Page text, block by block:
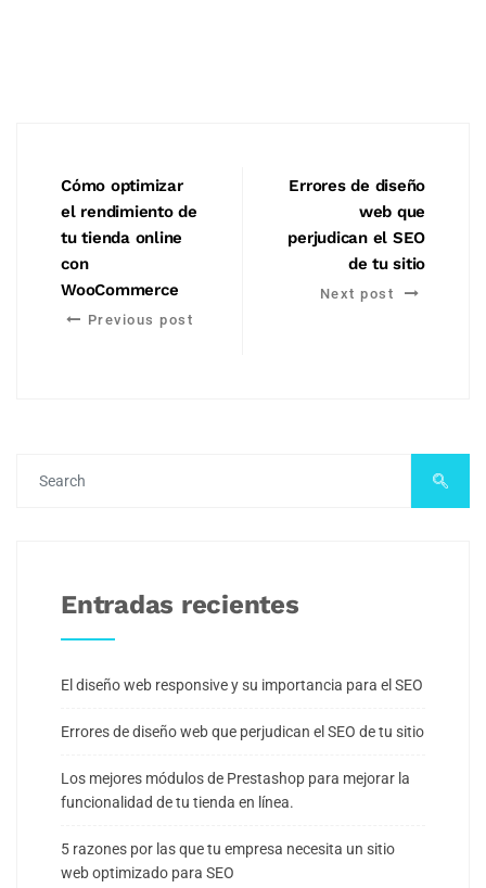
Cómo optimizar
el rendimiento de
tu tienda online
con
WooCommerce
Previous post
Errores de diseño
web que
perjudican el SEO
de tu sitio
Next post
Entradas recientes
El diseño web responsive y su importancia para el SEO
Errores de diseño web que perjudican el SEO de tu sitio
Los mejores módulos de Prestashop para mejorar la
funcionalidad de tu tienda en línea.
5 razones por las que tu empresa necesita un sitio
web optimizado para SEO